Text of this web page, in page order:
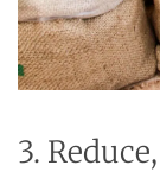
3.